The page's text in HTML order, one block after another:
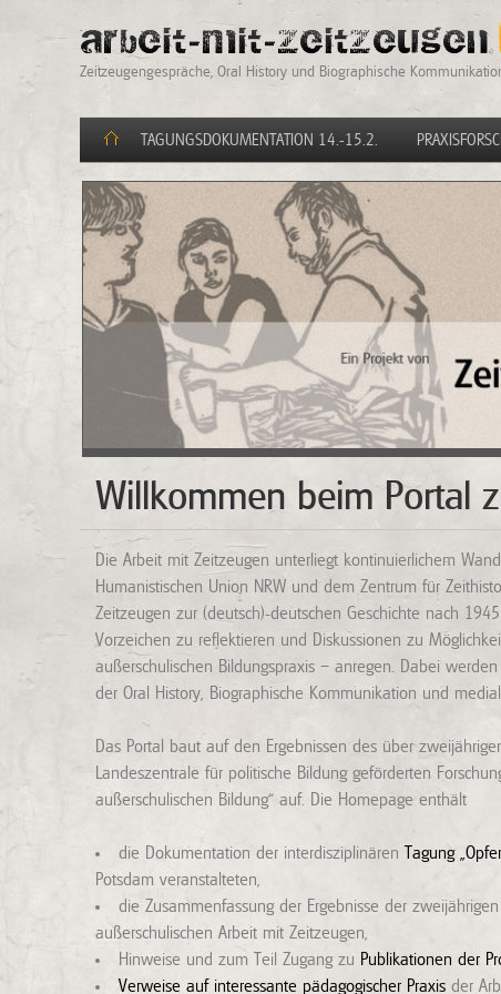
Zeitzeugengespräche, Oral History und Biographische
Springe zum Inhalt
WILLKOMMEN
BEIM
PORTAL
ZUR
ZEITZEUGENARBEIT
TAGUNGSDOKUMENTATION 14.-15.2.
Willkommen beim Portal
Die Arbeit mit Zeitzeugen unterliegt kontinuierlichem
Humanistischen Union NRW und dem Zentrum für
Zeitzeugen zur (deutsch)-deutschen Geschichte nach
Vorzeichen zu reflektieren und Diskussionen zu
außerschulischen Bildungspraxis – anregen. Dabei
der Oral History, Biographische Kommunikation und
Das Portal baut auf den Ergebnissen des über
Landeszentrale für politische Bildung geförderten
außerschulischen Bildung“ auf. Die Homepage enthält
die Dokumentation der interdisziplinären Tagung
Potsdam veranstalteten,
die Zusammenfassung der Ergebnisse der zweijährigen
außerschulischen Arbeit mit Zeitzeugen,
Hinweise und zum Teil Zugang zu Publikationen der
Verweise auf interessante pädagogischer Praxis der